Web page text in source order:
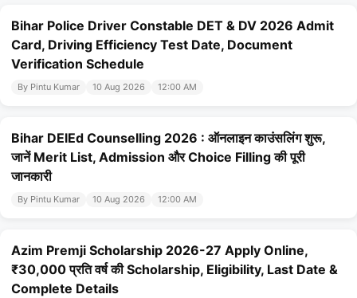
Bihar Police Driver Constable DET & DV 2026 Admit
Card, Driving Efficiency Test Date, Document
Verification Schedule
By Pintu Kumar 10 Aug 2026 12:00 AM
Bihar DElEd Counselling 2026 : ऑनलाइन काउंसलिंग शुरू,
जानें Merit List, Admission और Choice Filling की पूरी
जानकारी
By Pintu Kumar 10 Aug 2026 12:00 AM
Azim Premji Scholarship 2026-27 Apply Online,
₹30,000 प्रति वर्ष की Scholarship, Eligibility, Last Date &
Complete Details